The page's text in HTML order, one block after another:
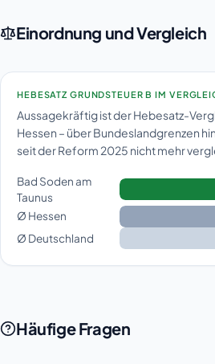
Einordnung und Vergleich
HEBESATZ GRUNDSTEUER B IM
Aussagekräftig ist der Hebesatz-
Hessen – über Bundeslandgrenzen
seit der Reform 2025 nicht mehr
Bad Soden am
Taunus
Ø Hessen
Ø Deutschland
Häufige Fragen